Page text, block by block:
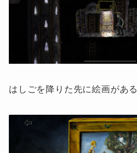
はしごを降りた先に絵画がある